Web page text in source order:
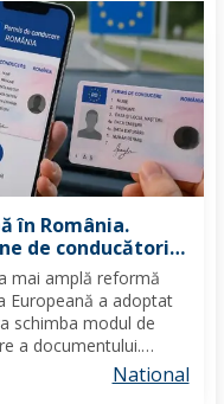
în România.
de conducători
mai amplă reformă
Europeană a adoptat
schimba modul de
a documentului.
noile prevederi în
iar cele...
National